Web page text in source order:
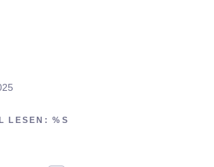
LESEN: %S